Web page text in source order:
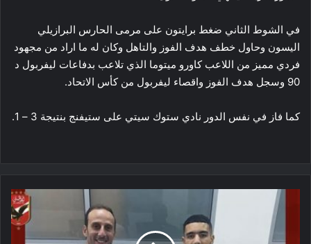
في الشوط الثاني ضغط برايتون على مرمى الحارس البرازيلي
اليسون وحاول خطف هدف الفوز والتاهل وكان له ما اراد من مجهود
فردي مميز من اللاعب كاورو ميتوما الذي تلاعب بدفاعات ليفربول د
90 وسجل هدف الفوز واقصاء ليفربول من كأس الاتحاد.
كما فاز في نفس الدور نادي ستوك سيتي على ستيفنج بنتيجة 3 – 1.
الأهلي
لقندوسي
باستكمال